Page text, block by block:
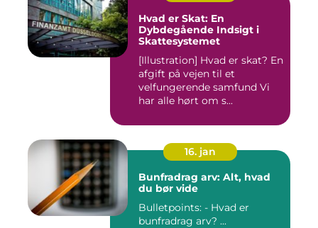
Hvad er Skat: En
Dybdegående Indsigt i
Skattesystemet
[Illustration] Hvad er skat? En
afgift på vejen til et
velfungerende samfund Vi
har alle hørt om s...
16. jan
Bunfradrag arv: Alt, hvad
du bør vide
Bulletpoints: - Hvad er
bunfradrag arv? ...